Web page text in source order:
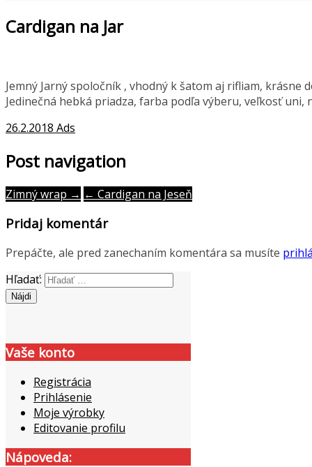
Cardigan na Jar
Jemný Jarný spoločník , vhodný k šatom aj rifliam, krásne
Jedinečná hebká priadza, farba podľa výberu, veľkosť uni,
26.2.2018 Ads
Post navigation
Zimný wrap → ← Cardigan na Jeseň
Pridaj komentár
Prepáčte, ale pred zanechaním komentára sa musíte
Hľadať:
Vaše konto
Registrácia
Prihlásenie
Moje výrobky
Editovanie profilu
Nápoveda: